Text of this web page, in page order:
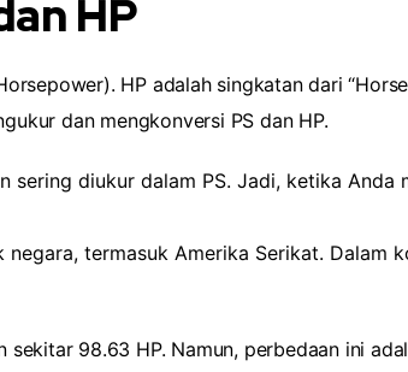
HP
HP adalah singkatan dari
dan mengkonversi PS dan HP.
sering diukur dalam PS. Jadi, ketika Anda
termasuk Amerika Serikat. Dalam
98.63 HP. Namun, perbedaan ini